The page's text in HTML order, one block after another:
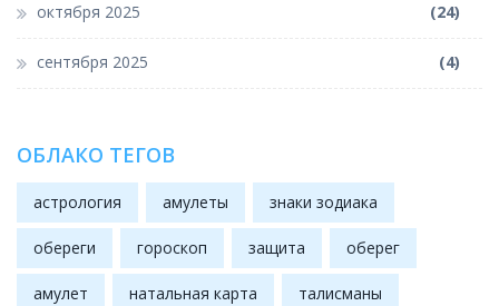
октября 2025 (24)
сентября 2025 (4)
ОБЛАКО ТЕГОВ
астрология амулеты знаки зодиака
обереги гороскоп защита оберег
амулет натальная карта талисманы